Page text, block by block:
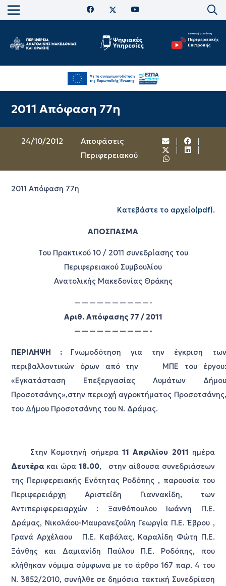
2011 Aπόφαση 77η
24/10/2012
Αποφάσεις
Περιφερειακού
2011 Aπόφαση 77η
Κατεβάστε το αρχείο(pdf).
ΑΠΟΣΠΑΣΜΑ
Του Πρακτικού 10 / 2011 συνεδρίασης του
Περιφερειακού Συμβουλίου
Ανατολικής Μακεδονίας Θράκης
——————————-
Αριθ. Απόφασης 77 / 2011
——————————-
ΠΕΡΙΛΗΨΗ : Γνωμοδότηση για την έγκριση των
περιβαλλοντικών όρων από την ΜΠΕ του έργου:
«Εγκατάσταση Επεξεργασίας Λυμάτων Δήμου
Προσοτσάνης»,στην περιοχή αγροκτήματος Προσοτσάνης,
του Δήμου Προσοτσάνης του Ν. Δράμας.
Στην Κομοτηνή σήμερα11 Απριλίου 2011 ημέρα
Δευτέρα και ώρα 18.00, στην αίθουσα συνεδριάσεων
της Περιφερειακής Ενότητας Ροδόπης , παρουσία του
Περιφερειάρχη Αριστείδη Γιαννακίδη, των
Αντιπεριφερειαρχών : Ξανθόπουλου Ιωάννη Π.Ε.
Δράμας, Νικολάου-Μαυρανεζούλη Γεωργία Π.Ε. Έβρου ,
Γρανά Αρχέλαου Π.Ε. Καβάλας, Καραλίδη Φώτη Π.Ε.
Ξάνθης και Δαμιανίδη Παύλου Π.Ε. Ροδόπης, που
κλήθηκαν νόμιμα σύμφωνα με το άρθρο 167 παρ. 4 του
N. 3852/2010, συνήλθε σε δημόσια τακτική Συνεδρίαση